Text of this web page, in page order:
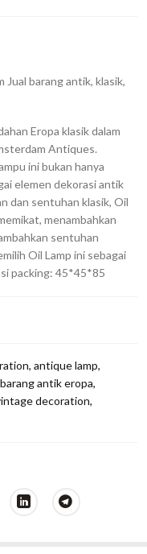
Jual barang antik, klasik,
Eropa klasik dalam
Antiques.
ini bukan hanya
elemen dekorasi antik
dan sentuhan klasik, Oil
menambahkan
sentuhan
Oil Lamp ini sebagai
packing: 45*45*85
, antique lamp,
barang antik eropa,
decoration,